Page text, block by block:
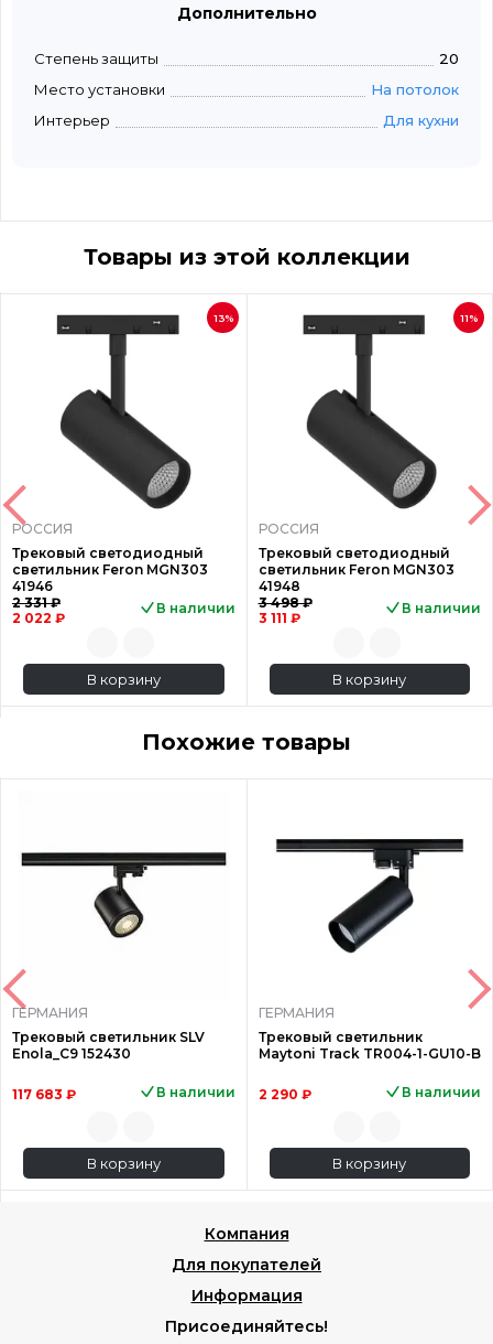
Дополнительно
Степень защиты
20
Место установки
На потолок
Интерьер
Для кухни
Товары из этой коллекции
13%
РОССИЯ
Трековый светодиодный
светильник Feron MGN303
41946
2 331 ₽
2 022 ₽
В наличии
В корзину
11%
РОССИЯ
Трековый светодиодный
светильник Feron MGN303
41948
3 498 ₽
3 111 ₽
В наличии
В корзину
Похожие товары
ГЕРМАНИЯ
Трековый светильник SLV
Enola_C9 152430
117 683 ₽ В наличии
В корзину
ГЕРМАНИЯ
Трековый светильник
Maytoni Track TR004-1-GU10-B
2 290 ₽ В наличии
В корзину
Компания
Для покупателей
Информация
Присоединяйтесь!